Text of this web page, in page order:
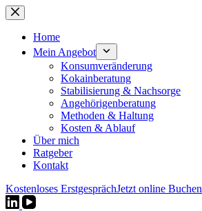
Zum
Inhalt
springenHome
Mein Angebot
Konsumveränderung
Kokainberatung
Stabilisierung & Nachsorge
Angehörigenberatung
Methoden & Haltung
Kosten & Ablauf
Über mich
Ratgeber
Kontakt
Kostenloses ErstgesprächJetzt online Buchen